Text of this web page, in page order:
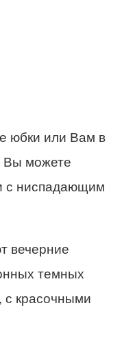
юбки или Вам в
Вы можете
с ниспадающим
вечерние
темных
с красочными